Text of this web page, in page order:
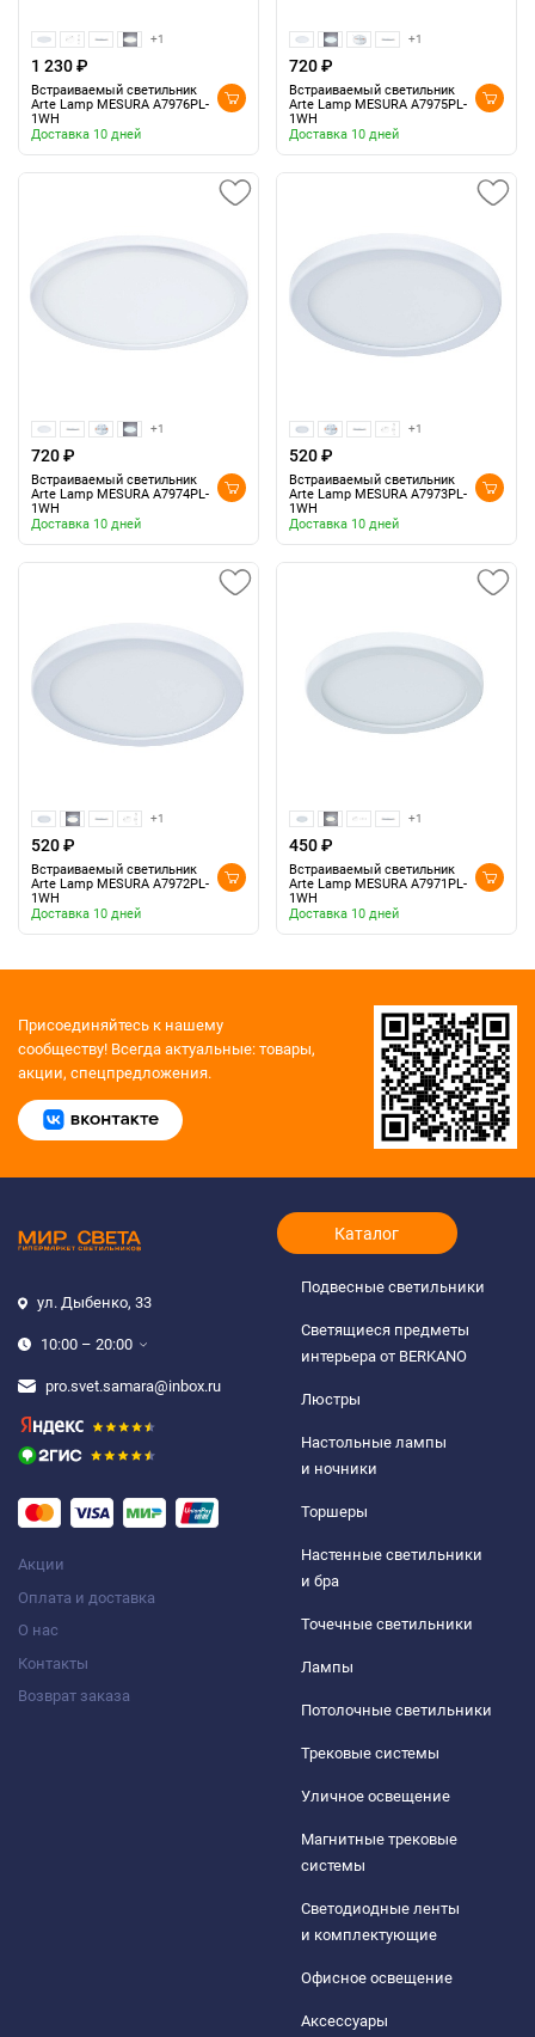
+1
1 230 ₽
Встраиваемый светильник
Arte Lamp MESURA A7976PL-
1WH
Доставка 10 дней
+1
720 ₽
Встраиваемый светильник
Arte Lamp MESURA A7975PL-
1WH
Доставка 10 дней
+1
720 ₽
Встраиваемый светильник
Arte Lamp MESURA A7974PL-
1WH
Доставка 10 дней
+1
520 ₽
Встраиваемый светильник
Arte Lamp MESURA A7973PL-
1WH
Доставка 10 дней
+1
520 ₽
Встраиваемый светильник
Arte Lamp MESURA A7972PL-
1WH
Доставка 10 дней
+1
450 ₽
Встраиваемый светильник
Arte Lamp MESURA A7971PL-
1WH
Доставка 10 дней
Присоединяйтесь к нашему
сообществу! Всегда актуальные: товары,
акции, спецпредложения.
ул. Дыбенко, 33
10:00 – 20:00
pro.svet.samara@inbox.ru
Акции
Оплата и доставка
О нас
Контакты
Возврат заказа
Каталог
Подвесные светильники
Светящиеся предметы
интерьера от BERKANO
Люстры
Настольные лампы
и ночники
Торшеры
Настенные светильники
и бра
Точечные светильники
Лампы
Потолочные светильники
Трековые системы
Уличное освещение
Магнитные трековые
системы
Светодиодные ленты
и комплектующие
Офисное освещение
Аксессуары